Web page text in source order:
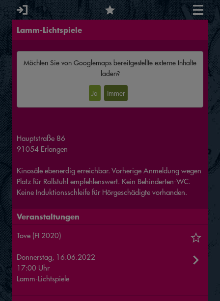
Lamm-Lichtspiele
Möchten Sie von Googlemaps bereitgestellte externe Inhalte
laden?
Ja Immer
Hauptstraße 86
91054 Erlangen
Kinosäle ebenerdig erreichbar. Vorherige Anmeldung wegen
Platz für Rollstuhl empfehlenswert. Kein Behinderten-WC.
Keine Induktionsschleife für Hörgeschädigte vorhanden.
Veranstaltungen
Tove (FI 2020)
Donnerstag, 16.06.2022
17:00 Uhr
Lamm-Lichtspiele